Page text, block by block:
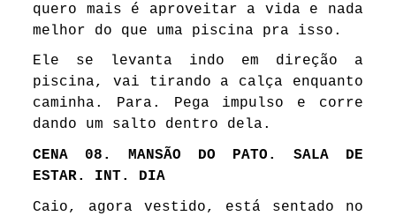
quero mais é aproveitar a vida e nada
melhor do que uma piscina pra isso.
Ele se levanta indo em direção a
piscina, vai tirando a calça enquanto
caminha. Para. Pega impulso e corre
dando um salto dentro dela.
CENA 08. MANSÃO DO PATO. SALA DE
ESTAR. INT. DIA
Caio, agora vestido, está sentado no